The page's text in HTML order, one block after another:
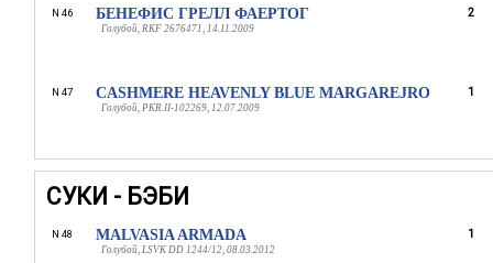
N 46 БЕНЕФИС ГРЕЛЛ ФАЕРТОГ
Голубой, RKF 2676471, 14.11.2009
2
N 47 CASHMERE HEAVENLY BLUE MARGAREJRO
Голубой, PKR.II-102269, 12.07.2009
1
СУКИ - БЭБИ
N 48 MALVASIA ARMADA
Голубой, LSVK DD 1244/12, 08.03.2012
1